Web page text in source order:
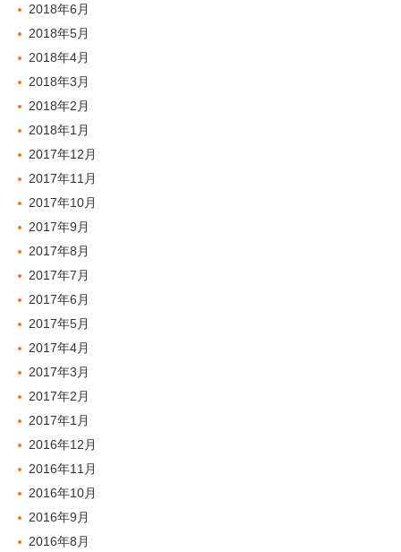
2018年6月
2018年5月
2018年4月
2018年3月
2018年2月
2018年1月
2017年12月
2017年11月
2017年10月
2017年9月
2017年8月
2017年7月
2017年6月
2017年5月
2017年4月
2017年3月
2017年2月
2017年1月
2016年12月
2016年11月
2016年10月
2016年9月
2016年8月